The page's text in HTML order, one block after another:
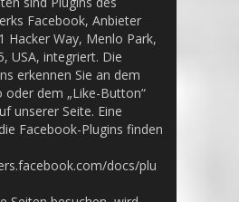
Facebook, Anbieter
Hacker Way, Menlo Park,
USA, integriert. Die
erkennen Sie an dem
oder dem „Like-Button“
unserer Seite. Eine
Facebook-Plugins finden
docs/plu